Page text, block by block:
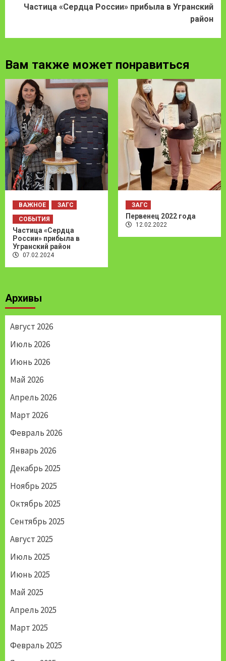
Частица «Сердца России» прибыла в Угранский
район
Вам также может понравиться
ВАЖНОЕ
ЗАГС
СОБЫТИЯ
Частица «Сердца
России» прибыла в
Угранский район
07.02.2024
ЗАГС
Первенец 2022 года
12.02.2022
Архивы
Август 2026
Июль 2026
Июнь 2026
Май 2026
Апрель 2026
Март 2026
Февраль 2026
Январь 2026
Декабрь 2025
Ноябрь 2025
Октябрь 2025
Сентябрь 2025
Август 2025
Июль 2025
Июнь 2025
Май 2025
Апрель 2025
Март 2025
Февраль 2025